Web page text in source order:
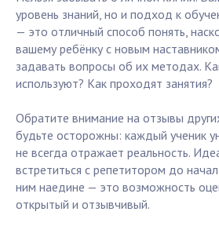
уровень знаний, но и подход к
— это отличный способ понять,
вашему ребёнку с новым
задавать вопросы об их методах.
используют? Как проходят занятия?
Обратите внимание на отзывы
будьте осторожны: каждый ученик
не всегда отражает реальность.
встретиться с репетитором до
ним наедине — это возможность
открытый и отзывчивый.